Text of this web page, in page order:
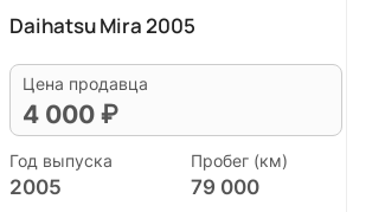
Daihatsu Mira 2005
Цена продавца
4 000 ₽
Год выпуска
2005
Пробег (км)
79 000